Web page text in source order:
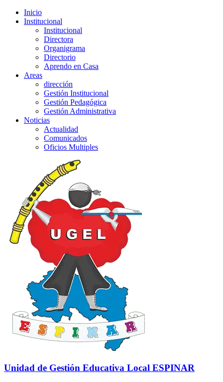
Inicio
Institucional
Institucional
Directora
Organigrama
Directorio
Aprendo en Casa
Areas
dirección
Gestión Institucional
Gestión Pedagógica
Gestión Administrativa
Noticias
Actualidad
Comunicados
Oficios Multiples
Unidad de Gestión Educativa Local ESPINAR